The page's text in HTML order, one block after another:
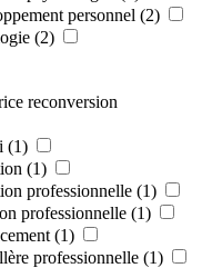
personnel (2)
(2)
reconversion
(1)
(1)
professionnelle (1)
professionnelle (1)
(1)
professionnelle (1)